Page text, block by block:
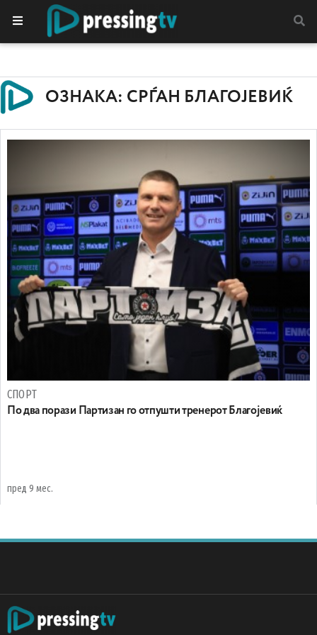
ОЗНАКА: СРЃАН БЛАГОЈЕВИЌ
СПОРТ
По два порази Партизан го отпушти тренерот Благојевиќ
пред 9 мес.